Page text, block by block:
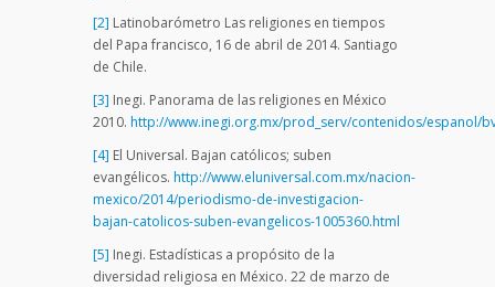
[2] Latinobarómetro Las religiones en tiempos
del Papa francisco, 16 de abril de 2014. Santiago
de Chile.
[3] Inegi. Panorama de las religiones en México
2010. http://www.inegi.org.mx/prod_serv/contenidos/espanol/
[4] El Universal. Bajan católicos; suben
evangélicos. http://www.eluniversal.com.mx/nacion-
mexico/2014/periodismo-de-investigacion-
bajan-catolicos-suben-evangelicos-1005360.html
[5] Inegi. Estadísticas a propósito de la
diversidad religiosa en México. 22 de marzo de